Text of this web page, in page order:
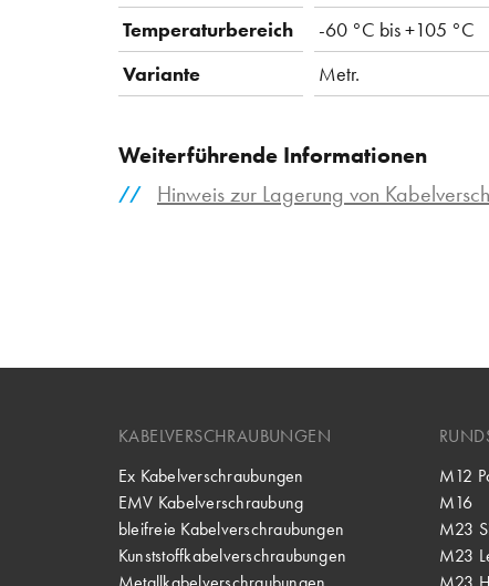
Temperaturbereich
-60 °C bis +105 °C
Variante
Metr.
Weiterführende Informationen
Hinweis zur Lagerung von
KABELVERSCHRAUBUNGEN
Ex Kabelverschraubungen
EMV Kabelverschraubung
bleifreie Kabelverschraubungen
Kunststoffkabelverschraubungen
M12
M16
M23
M23